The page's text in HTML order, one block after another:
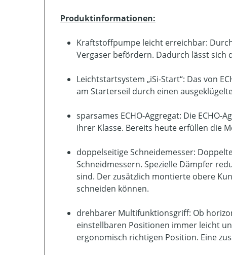
Produktinformationen:
Kraftstoffpumpe leicht erreichbar:
Vergaser befördern. Dadurch lässt sich
Leichtstartsystem „iSi-Start“: Das von
am Starterseil durch einen
sparsames ECHO-Aggregat: Die
ihrer Klasse. Bereits heute erfüllen die
doppelseitige Schneidemesser:
Schneidmessern. Spezielle Dämpfer
sind. Der zusätzlich montierte obere
schneiden können.
drehbarer Multifunktionsgriff: Ob
einstellbaren Positionen immer leicht
ergonomisch richtigen Position. Eine